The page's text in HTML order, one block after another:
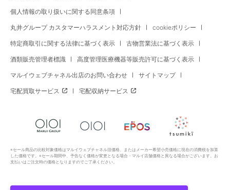
個人情報の取り扱いに関する同意条項
丸井グループ カスタマーハラスメント対応方針 cookieポリシー
特定商取引に関する法律に基づく表示 古物営業法に基づく表示
酒類販売管理者標識 高度管理医療機器等販売許可に基づく表示
マルイウェブチャネル出店のお問い合わせ サイトマップ
宅配買取サービス 宅配収納サービス
※セール商品の比較対象価格はマルイウェブチャネル旧価格、またはメーカー希望小売価格に現在の消費税を加算
した価格です。※セール期間中、予告なく価格が変更となる場合・マルイ店舗価格と異なる場合がございます。お
支払いはご注文時の価格となりますのでご了承ください。